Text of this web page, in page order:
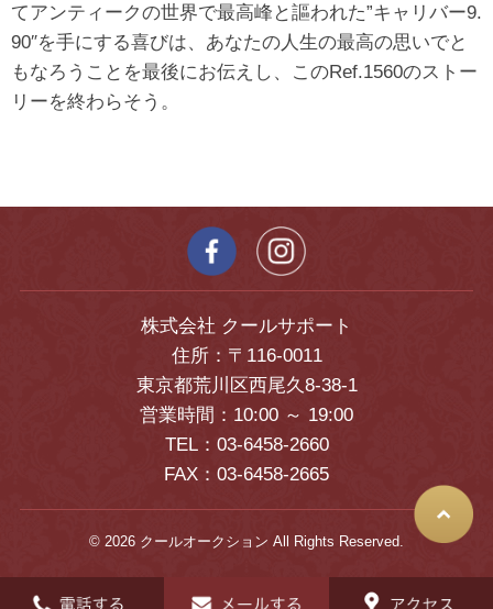
てアンティークの世界で最高峰と謳われた”キャリバー9.
90″を手にする喜びは、あなたの人生の最高の思いでと
もなろうことを最後にお伝えし、このRef.1560のストー
リーを終わらそう。
株式会社 クールサポート
住所：〒116-0011
東京都荒川区西尾久8-38-1
営業時間：10:00 ～ 19:00
TEL：03-6458-2660
FAX：03-6458-2665
© 2026 クールオークション All Rights Reserved.